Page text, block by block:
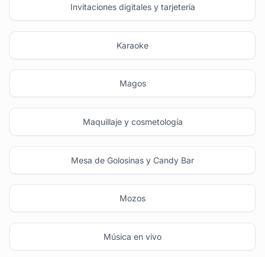
Invitaciones digitales y tarjetería
Karaoke
Magos
Maquillaje y cosmetología
Mesa de Golosinas y Candy Bar
Mozos
Música en vivo